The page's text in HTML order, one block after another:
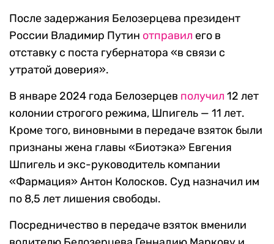
После задержания Белозерцева президент
России Владимир Путин отправил его в
отставку с поста губернатора «в связи с
утратой доверия».
В январе 2024 года Белозерцев получил 12 лет
колонии строгого режима, Шпигель — 11 лет.
Кроме того, виновными в передаче взяток были
признаны жена главы «Биотэка» Евгения
Шпигель и экс-руководитель компании
«Фармация» Антон Колосков. Суд назначил им
по 8,5 лет лишения свободы.
Посредничество в передаче взяток вменили